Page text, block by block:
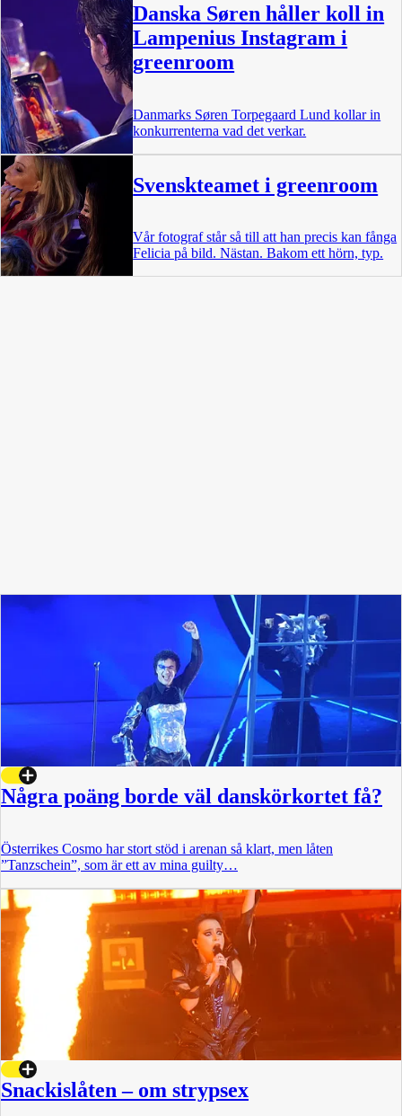
Danska Søren håller koll in
Lampenius Instagram i
greenroom
Danmarks Søren Torpegaard Lund kollar in
konkurrenterna vad det verkar.
Svenskteamet i greenroom
Vår fotograf står så till att han precis kan fånga
Felicia på bild. Nästan. Bakom ett hörn, typ.
Några poäng borde väl danskörkortet få?
Österrikes Cosmo har stort stöd i arenan så klart, men låten
”Tanzschein”, som är ett av mina guilty…
Snackislåten – om strypsex